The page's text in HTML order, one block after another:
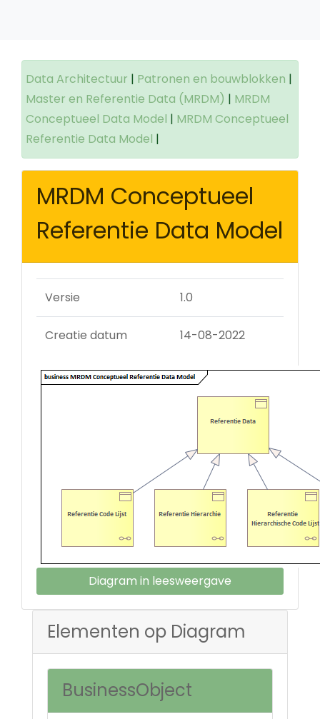
Data Architectuur | Patronen en bouwblokken |
Master en Referentie Data (MRDM) | MRDM
Conceptueel Data Model | MRDM Conceptueel
Referentie Data Model |
MRDM Conceptueel
Referentie Data Model
Versie 1.0
Creatie datum 14-08-2022
Diagram in leesweergave
Elementen op Diagram
BusinessObject